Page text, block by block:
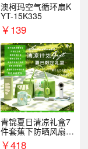
澳柯玛空气循环扇K
YT-15K335
￥139
青锦夏日清凉礼盒7
件套蕉下防晒风扇员
工福利端午伴手礼企
￥418